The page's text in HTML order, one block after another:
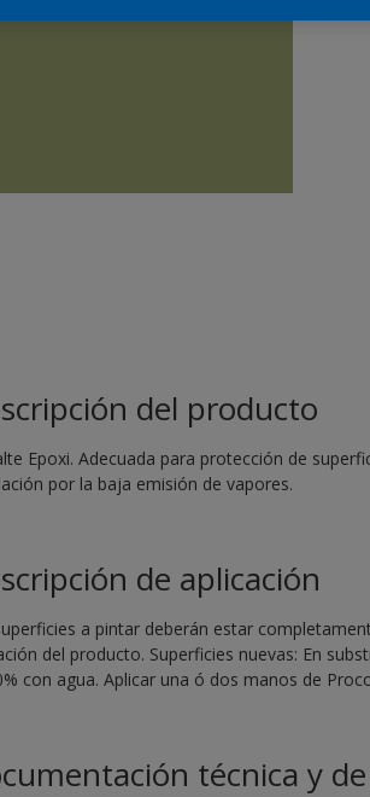
del producto
Epoxi. Adecuada para protección de
por la baja emisión de vapores.
de aplicación
a pintar deberán estar
del producto. Superficies nuevas: En
con agua. Aplicar una ó dos manos de
técnica y